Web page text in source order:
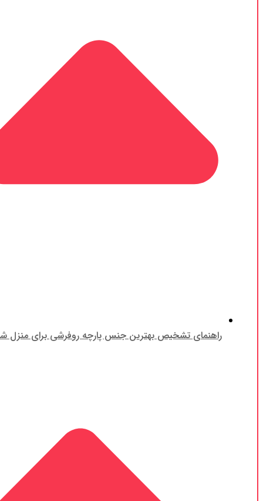
راهنمای تشخیص بهترین جنس پارچه روفرشی برای منزل